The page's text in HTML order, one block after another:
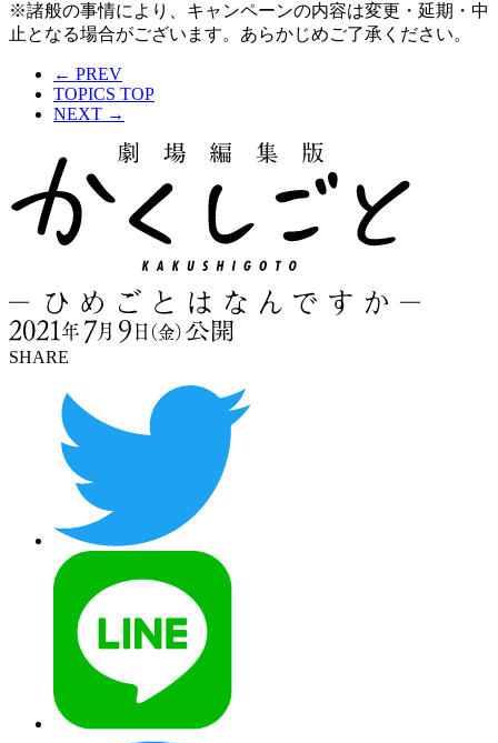
※諸般の事情により、キャンペーンの内容は変更・延期・中
止となる場合がございます。あらかじめご了承ください。
← PREV
TOPICS TOP
NEXT →
SHARE